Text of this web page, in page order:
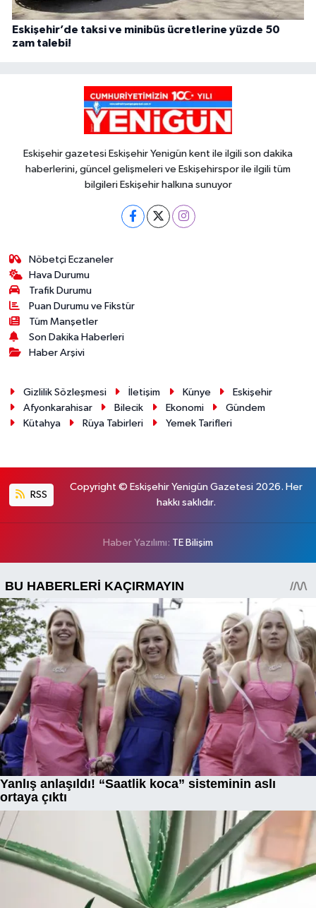
Eskişehir’de taksi ve minibüs ücretlerine yüzde 50
zam talebi!
Eskişehir gazetesi Eskişehir Yenigün kent ile ilgili son dakika
haberlerini, güncel gelişmeleri ve Eskişehirspor ile ilgili tüm
bilgileri Eskişehir halkına sunuyor
Nöbetçi Eczaneler
Hava Durumu
Trafik Durumu
Puan Durumu ve Fikstür
Tüm Manşetler
Son Dakika Haberleri
Haber Arşivi
Gizlilik Sözleşmesi İletişim Künye
Eskişehir
Afyonkarahisar
Bilecik Ekonomi
Gündem
Kütahya
Rüya Tabirleri Yemek Tarifleri
RSS
Copyright © Eskişehir Yenigün Gazetesi 2026. Her
hakkı saklıdır.
Haber Yazılımı: TE Bilişim